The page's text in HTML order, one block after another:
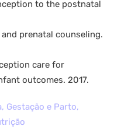
to the postnatal
prenatal counseling.
care for
outcomes. 2017.
, Gestação e Parto,